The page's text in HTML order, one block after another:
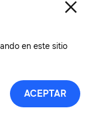
en este sitio
ACEPTAR